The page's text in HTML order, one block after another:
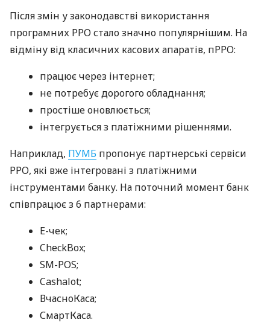
Після змін у законодавстві використання
програмних РРО стало значно популярнішим. На
відміну від класичних касових апаратів, пРРО:
працює через інтернет;
не потребує дорогого обладнання;
простіше оновлюється;
інтегрується з платіжними рішеннями.
Наприклад, ПУМБ пропонує партнерські сервіси
РРО, які вже інтегровані з платіжними
інструментами банку. На поточний момент банк
співпрацює з 6 партнерами:
E-чек;
CheckBox;
SM-POS;
Cashalot;
ВчасноКаса;
СмартКаса.